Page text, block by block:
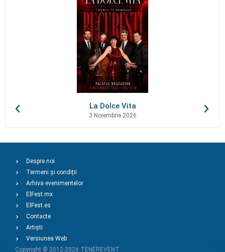
La Dolce Vita
3 Noiembrie 2026
Despre noi
Termeni și condiții
Arhiva evenimentelor
ElFest.mx
ElFest.es
Contacte
Artiști
Versiunea Web
Copyright © 2012-2026 TENEREVENT